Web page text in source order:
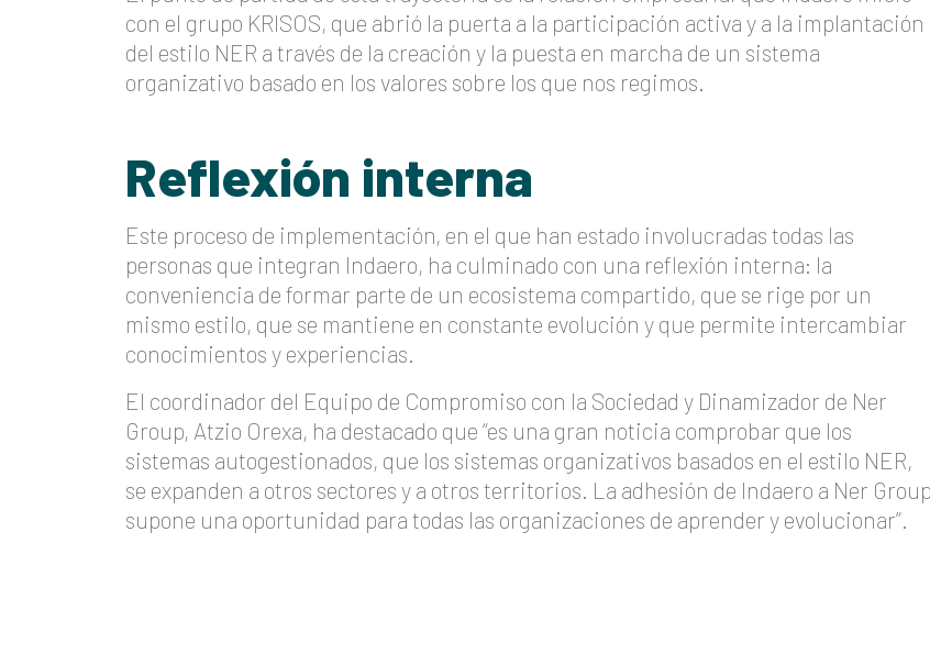
con el grupo KRISOS, que abrió la puerta a la participación activa y a la implantación
del estilo NER a través de la creación y la puesta en marcha de un sistema
organizativo basado en los valores sobre los que nos regimos.
Reflexión interna
Este proceso de implementación, en el que han estado involucradas todas las
personas que integran Indaero, ha culminado con una reflexión interna: la
conveniencia de formar parte de un ecosistema compartido, que se rige por un
mismo estilo, que se mantiene en constante evolución y que permite intercambiar
conocimientos y experiencias.
El coordinador del Equipo de Compromiso con la Sociedad y Dinamizador de Ner
Group, Atzio Orexa, ha destacado que “es una gran noticia comprobar que los
sistemas autogestionados, que los sistemas organizativos basados en el estilo NER,
se expanden a otros sectores y a otros territorios. La adhesión de Indaero a Ner Group
supone una oportunidad para todas las organizaciones de aprender y evolucionar”.